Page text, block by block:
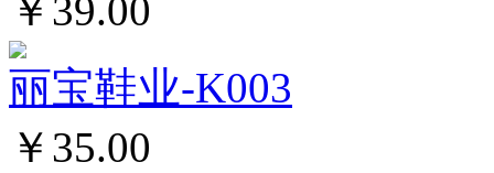
￥39.00
丽宝鞋业-K003
￥35.00